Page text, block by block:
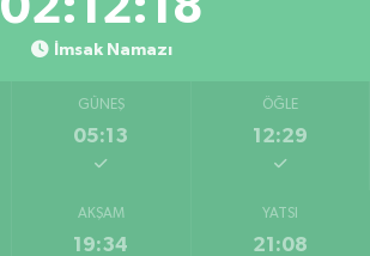
İmsak Namazı
GÜNEŞ
05:13
ÖĞLE
12:29
AKŞAM
19:34
YATSI
21:08